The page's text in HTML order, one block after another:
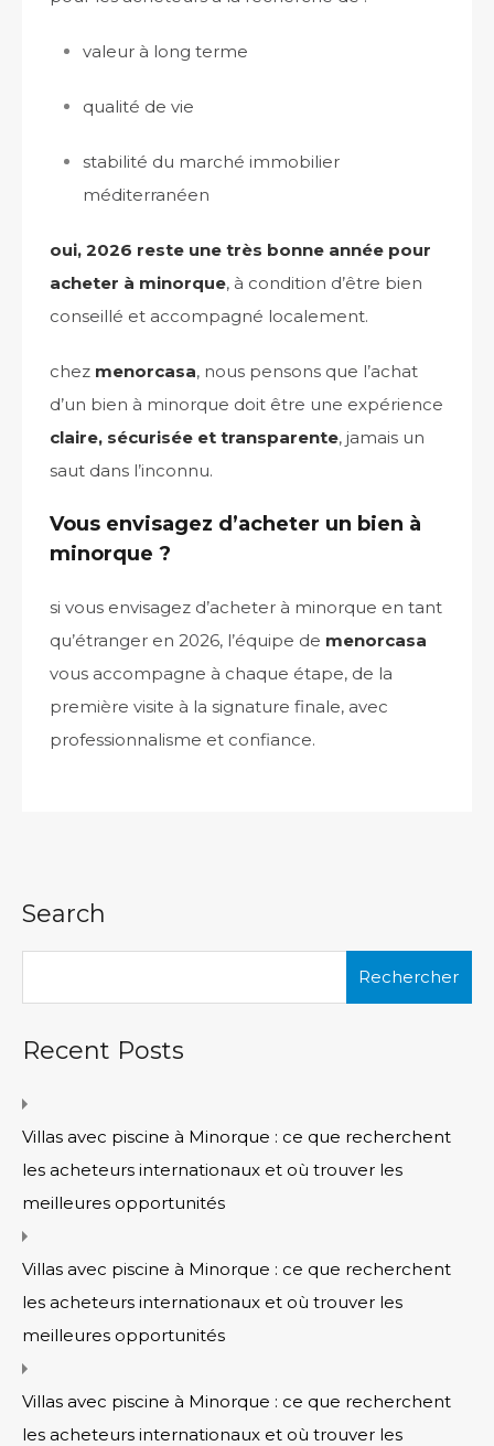
valeur à long terme
qualité de vie
stabilité du marché immobilier
méditerranéen
oui, 2026 reste une très bonne année pour
acheter à minorque, à condition d’être bien
conseillé et accompagné localement.
chez menorcasa, nous pensons que l’achat
d’un bien à minorque doit être une expérience
claire, sécurisée et transparente, jamais un
saut dans l’inconnu.
Vous envisagez d’acheter un bien à
minorque ?
si vous envisagez d’acheter à minorque en tant
qu’étranger en 2026, l’équipe de menorcasa
vous accompagne à chaque étape, de la
première visite à la signature finale, avec
professionnalisme et confiance.
Search
Recent Posts
Villas avec piscine à Minorque : ce que recherchent
les acheteurs internationaux et où trouver les
meilleures opportunités
Villas avec piscine à Minorque : ce que recherchent
les acheteurs internationaux et où trouver les
meilleures opportunités
Villas avec piscine à Minorque : ce que recherchent
les acheteurs internationaux et où trouver les